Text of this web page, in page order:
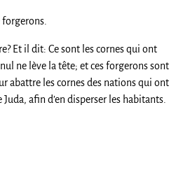
forgerons.
Et il dit: Ce sont les cornes qui ont
ne lève la tête; et ces forgerons sont
abattre les cornes des nations qui ont
Juda, afin d’en disperser les habitants.